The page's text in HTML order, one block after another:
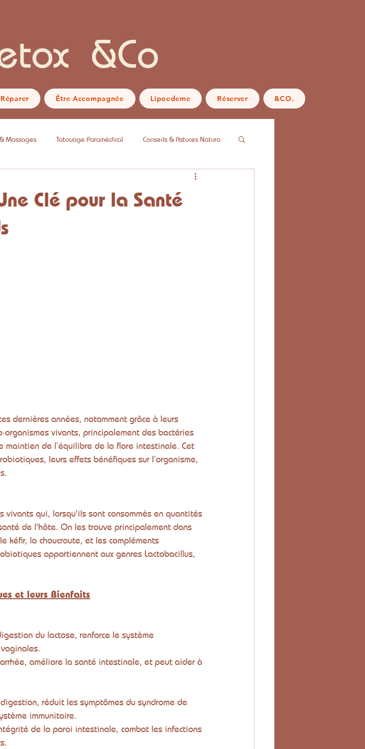
&Co
Réparer Être Accompagnée Lipoedeme Réserver &CO.
Massages Tatouage Paramédical Conseils & Astuces Naturo
Clé pour la Santé
dernières années, notamment grâce à leurs
organismes vivants, principalement des bactéries
maintien de l’équilibre de la flore intestinale. Cet
leurs effets bénéfiques sur l’organisme,
vivants qui, lorsqu'ils sont consommés en quantités
de l'hôte. On les trouve principalement dans
kéfir, la choucroute, et les compléments
appartiennent aux genres Lactobacillus,
et leurs Bienfaits
du lactose, renforce le système
améliore la santé intestinale, et peut aider à
réduit les symptômes du syndrome de
immunitaire.
de la paroi intestinale, combat les infections